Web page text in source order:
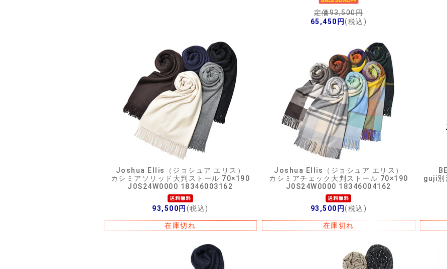
定価93,500円
65,450円(税込)
Joshua Ellis（ジョシュア エリス）
カシミアソリッド大判ストール 70×190
J0S24W0000 18346003162
93,500円 (税込)
在庫切れ
Joshua Ellis（ジョシュア エリス）
カシミアチェック大判ストール 70×190
J0S24W0000 18346004162
93,500円(税込)
在庫切れ
guji別